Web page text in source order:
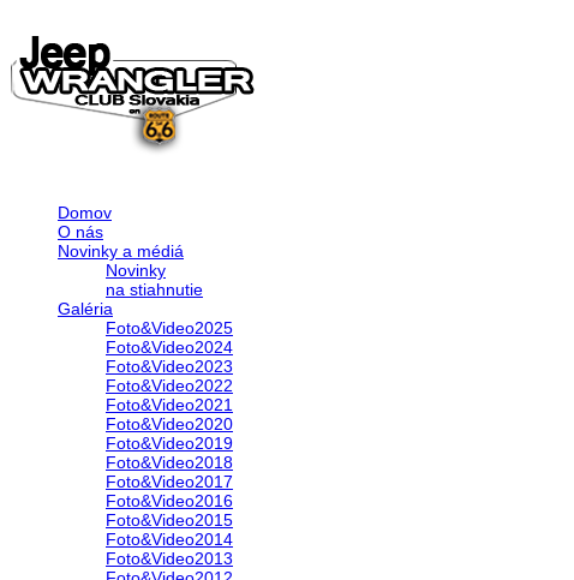
Domov
O nás
Novinky a médiá
Novinky
na stiahnutie
Galéria
Foto&Video2025
Foto&Video2024
Foto&Video2023
Foto&Video2022
Foto&Video2021
Foto&Video2020
Foto&Video2019
Foto&Video2018
Foto&Video2017
Foto&Video2016
Foto&Video2015
Foto&Video2014
Foto&Video2013